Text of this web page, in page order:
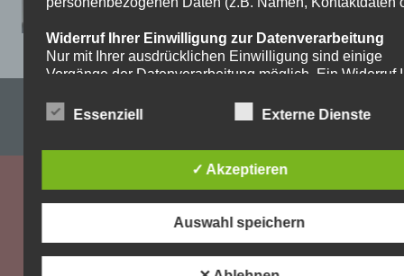
Impressum & Datenschutzerklärung
Widerruf Ihrer Einwilligung zur Datenverarbeitung
Nur mit Ihrer ausdrücklichen Einwilligung sind einige
Vorgänge der Datenverarbeitung möglich. Ein Widerruf
Widerruf genügt eine formlose Mitteilung per E-Mail. Die
Recht auf Beschwerde bei der zuständigen
Aufsichtsbehörde
Als Betroffener steht Ihnen im Falle eines
der zuständigen Aufsichtsbehörde zu. Zuständige
Aufsichtsbehörde bezüglich datenschutzrechtlicher
Essenziell Externe Dienste
✓ Akzeptieren
Auswahl speichern